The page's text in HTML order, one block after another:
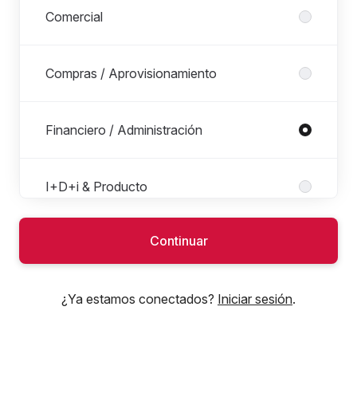
Comercial
Compras / Aprovisionamiento
Financiero / Administración
I+D+i & Producto
Ingeniería & Mejora Continua
Continuar
¿Ya estamos conectados? Iniciar sesión.